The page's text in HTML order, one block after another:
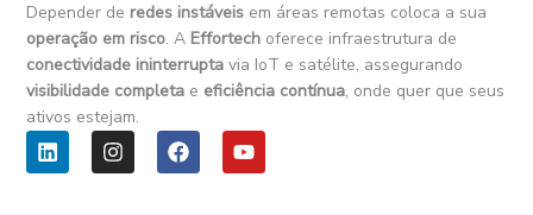
Depender de redes instáveis em áreas remotas coloca a sua
operação em risco. A Effortech oferece infraestrutura de
conectividade ininterrupta via IoT e satélite, assegurando
visibilidade completa e eficiência contínua, onde quer que seus
ativos estejam.
L
i
n
I
n
s
F
a
c
Y
o
u